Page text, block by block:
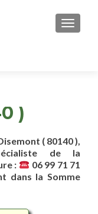
)
( 80140 ),
de la
:
06 99 71 71
dans la Somme